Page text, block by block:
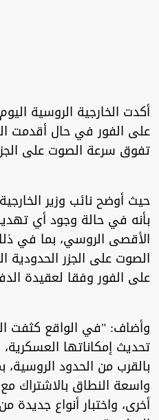
أكدت الخارجية الروسية
على الفور في حال أقدمت
تفوق سرعة الصوت على
حيث أوضح نائب وزير
بأنه في حالة وجود أي
الأقصى الروسي، بما في
الصوت على الجزر الحدودية
على الفور وفقا لعقيدة
وأضاف: "في الواقع كثفت
تحديث إمكاناتها
بالقرب من الحدود
واسعة النطاق بالاشتراك
أخرى، واختبار أنواع جديدة